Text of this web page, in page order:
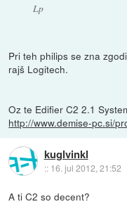
Lp
Pri teh philips se zna
rajš Logitech.
Oz te Edifier C2 2.1
http://www.demise-pc.si/
kuglvinkl
:: 16. jul 2012, 21:52
A ti C2 so decent?